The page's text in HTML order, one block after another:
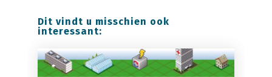
Dit vindt u misschien ook
interessant: